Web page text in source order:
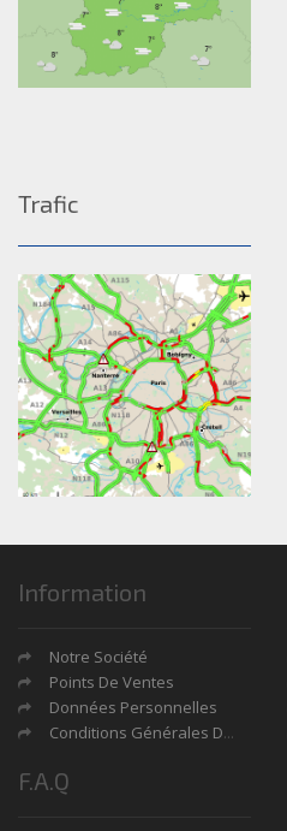
Trafic
Information
Notre Société
Points De Ventes
Données Personnelles
Conditions Générales De Ventes
F.A.Q